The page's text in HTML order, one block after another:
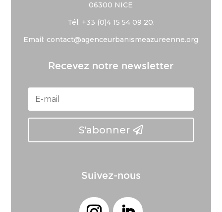
06300 NICE
Tél. +33 (0)4 15 54 09 20.
Email: contact@agenceurbanismeazureenne.org
Recevez notre newsletter
S'abonner
Suivez-nous